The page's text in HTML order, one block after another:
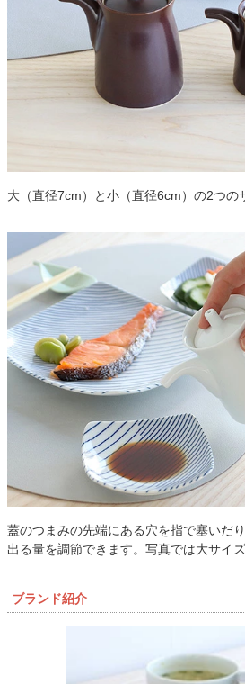
大（直径7cm）と小（直径6cm）の2つの
蓋のつまみの先端にある穴を指で塞いだ
出る量を調節できます。写真では大サイ
ブランド紹介